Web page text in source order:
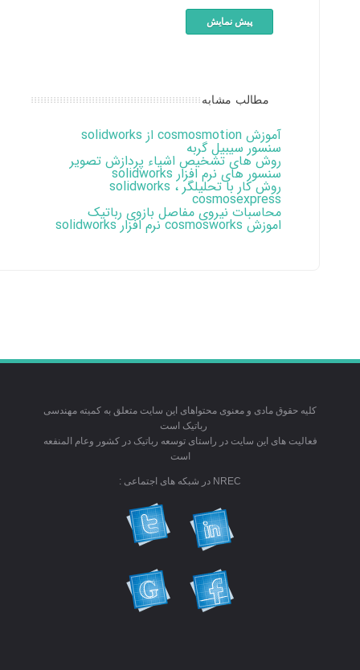
مطالب مشابه
آموزش cosmosmotion از solidworks
سنسور سیبیل گربه
روش های تشخیص اشیاء پردازش تصویر
سنسور های نرم افزار solidworks
روش کار با تحلیلگر solidworks ،
cosmosexpress
محاسبات نیروی مفاصل بازوی رباتیک
اموزش cosmosworks نرم افزار solidworks
کلیه حقوق مادی و معنوی محتواهای این سایت متعلق به کمیته مهندسی
رباتیک است
فعالیت های این سایت در راستای توسعه رباتیک در کشور وعام المنفعه
است
NREC در شبکه های اجتماعی :